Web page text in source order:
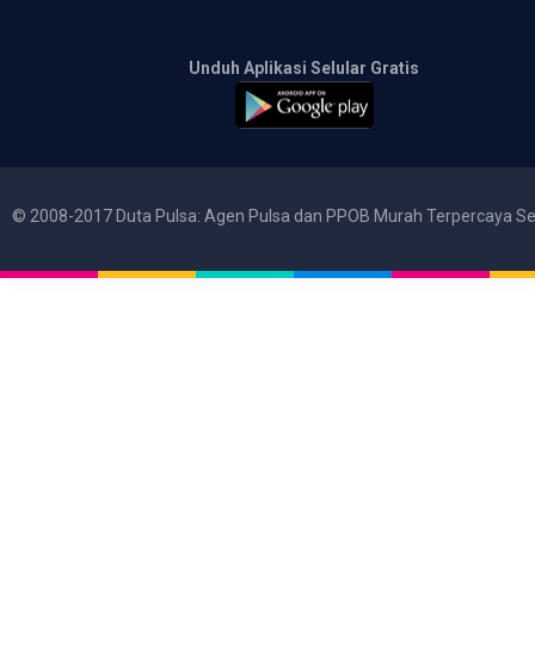
Unduh Aplikasi Selular Gratis
© 2008-2017 Duta Pulsa: Agen Pulsa dan PPOB Murah Terpercaya